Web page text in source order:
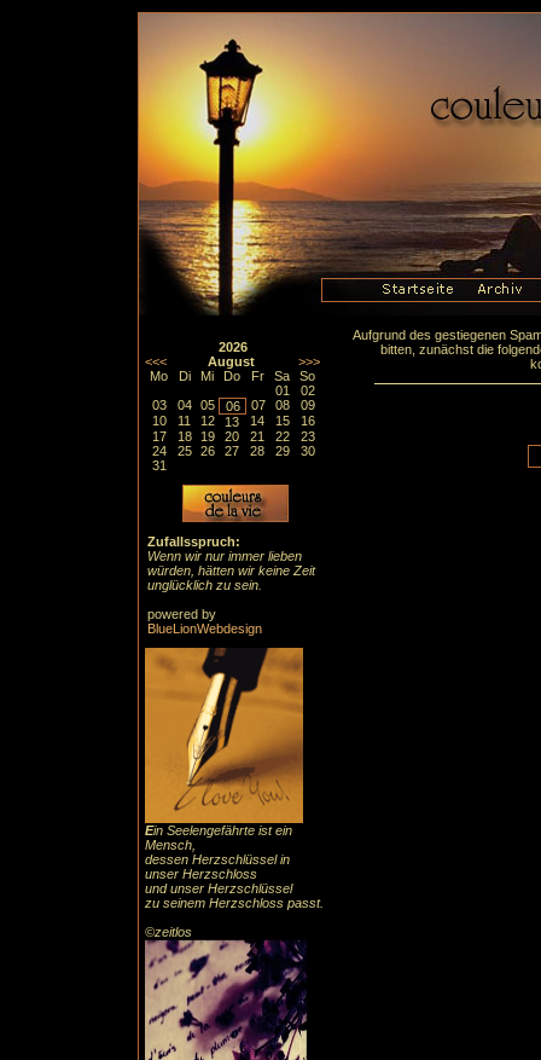
2026
<<<
August
>>>
Mo
Di Mi Do Fr Sa
So
01
02
03
04 05 06 07 08
09
10
11 12 13 14 15
16
17
18 19 20 21 22
23
24
25 26 27 28 29
30
31
Zufallsspruch:
Wenn wir nur immer lieben
würden, hätten wir keine Zeit
unglücklich zu sein.
powered by
BlueLionWebdesign
Ein Seelengefährte ist ein
Mensch,
dessen Herzschlüssel in
unser Herzschloss
und unser Herzschlüssel
zu seinem Herzschloss passt.
©zeitlos
Aufgrund des gestiegenen
bitten, zunächst die